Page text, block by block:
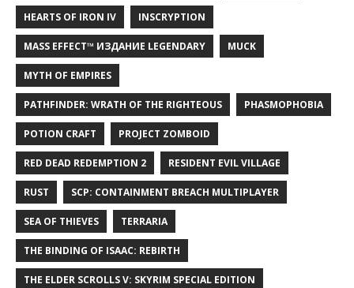
HEARTS OF IRON IV INSCRYPTION
MASS EFFECT™ ИЗДАНИЕ LEGENDARY MUCK
MYTH OF EMPIRES
PATHFINDER: WRATH OF THE RIGHTEOUS PHASMOPHOBIA
POTION CRAFT PROJECT ZOMBOID
RED DEAD REDEMPTION 2 RESIDENT EVIL VILLAGE
RUST SCP: CONTAINMENT BREACH MULTIPLAYER
SEA OF THIEVES TERRARIA
THE BINDING OF ISAAC: REBIRTH
THE ELDER SCROLLS V: SKYRIM SPECIAL EDITION